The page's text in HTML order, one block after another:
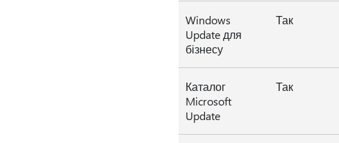
Windows
Update для
бізнесу
Так
Каталог
Microsoft
Update
Так